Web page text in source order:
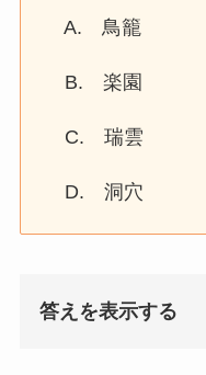
A. 鳥籠
B. 楽園
C. 瑞雲
D. 洞穴
答えを表示する